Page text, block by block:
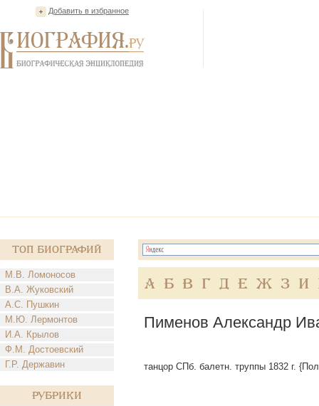
Добавить в избранное
Топ Биографий
М.В. Ломоносов
В.А. Жуковский
А.С. Пушкин
М.Ю. Лермонтов
И.А. Крылов
Ф.М. Достоевский
Г.Р. Державин
Рубрики
А Б В Г Д Е Ж З И
Пименов Александр
танцор СПб. балетн. труппы 1832 г.